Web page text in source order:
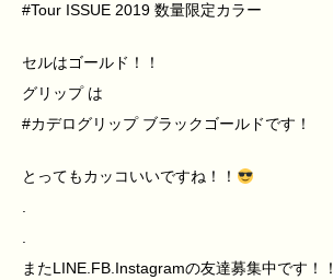
#Tour ISSUE 2019 数量限定カラー
セルはゴールド！！
グリップ は
#カデログリップ ブラックゴールドです！
とってもカッコいいですね！！
.
.
またLINE.FB.Instagramの友達募集中です！！